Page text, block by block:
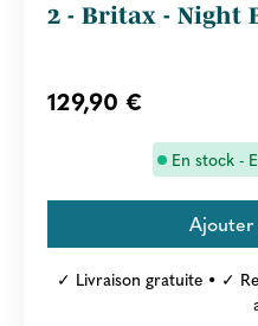
2 - Britax - Night
129,90 €
En stock -
✓ Livraison gratuite • ✓